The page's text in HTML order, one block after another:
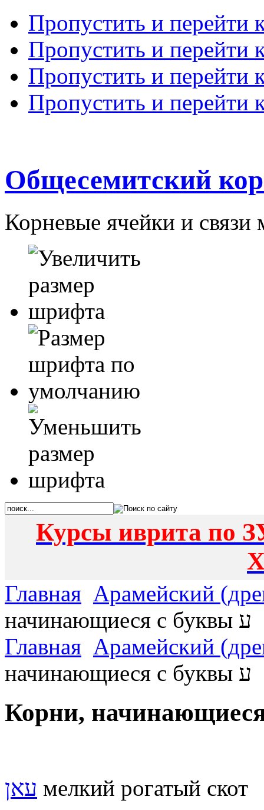
Пропустить и перейти
Пропустить и перейти
Пропустить и перейти
Пропустить и перейти
Общесемитский
Корневые ячейки и
Курсы иврита по
Главная Арамейский
начинающиеся с буквы ע
Главная Арамейский
начинающиеся с буквы ע
עאן мелкий рогатый скот